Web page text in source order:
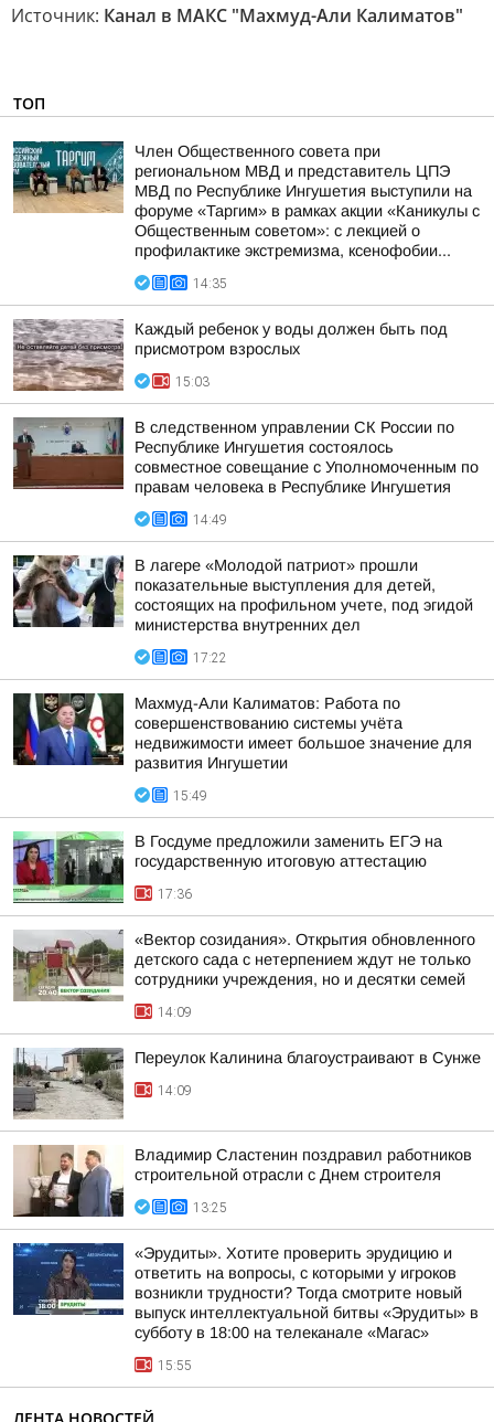
Источник: Канал в МАКС "Махмуд-Али Калиматов"
ТОП
Член Общественного совета при
региональном МВД и представитель ЦПЭ
МВД по Республике Ингушетия выступили на
форуме «Таргим» в рамках акции «Каникулы с
Общественным советом»: с лекцией о
профилактике экстремизма, ксенофобии...
14:35
Каждый ребенок у воды должен быть под
присмотром взрослых
15:03
В следственном управлении СК России по
Республике Ингушетия состоялось
совместное совещание с Уполномоченным по
правам человека в Республике Ингушетия
14:49
В лагере «Молодой патриот» прошли
показательные выступления для детей,
состоящих на профильном учете, под эгидой
министерства внутренних дел
17:22
Махмуд-Али Калиматов: Работа по
совершенствованию системы учёта
недвижимости имеет большое значение для
развития Ингушетии
15:49
В Госдуме предложили заменить ЕГЭ на
государственную итоговую аттестацию
17:36
«Вектор созидания». Открытия обновленного
детского сада с нетерпением ждут не только
сотрудники учреждения, но и десятки семей
14:09
Переулок Калинина благоустраивают в Сунже
14:09
Владимир Сластенин поздравил работников
строительной отрасли с Днем строителя
13:25
«Эрудиты». Хотите проверить эрудицию и
ответить на вопросы, с которыми у игроков
возникли трудности? Тогда смотрите новый
выпуск интеллектуальной битвы «Эрудиты» в
субботу в 18:00 на телеканале «Магас»
15:55